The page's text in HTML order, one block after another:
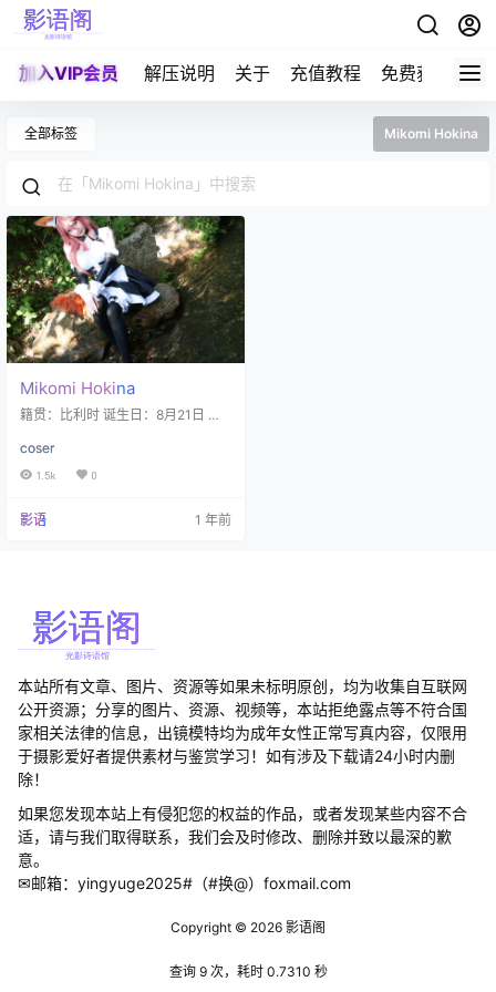
加入VIP会员 解压说明 关于 充值教程 免费获取积分
全部标签 Mikomi Hokina
Mikomi Hokina
籍贯：比利时 诞生日：8月21日 星
千克 职业：角色扮演家、动漫博主
代表作：『守望先锋』『哥布林杀
着令人惊叹的职业转变故事。原本
cospla…
coser
1.5k 0
影语 1 年前
本站所有文章、图片、资源等如果未标明原创，均为收集自互联网
公开资源；分享的图片、资源、视频等，本站拒绝露点等不符合国
家相关法律的信息，出镜模特均为成年女性正常写真内容，仅限用
于摄影爱好者提供素材与鉴赏学习！如有涉及下载请24小时内删
除！
如果您发现本站上有侵犯您的权益的作品，或者发现某些内容不合
适，请与我们取得联系，我们会及时修改、删除并致以最深的歉
意。
✉邮箱：yingyuge2025#（#换@）foxmail.com
Copyright © 2026 影语阁
查询 9 次，耗时 0.7310 秒